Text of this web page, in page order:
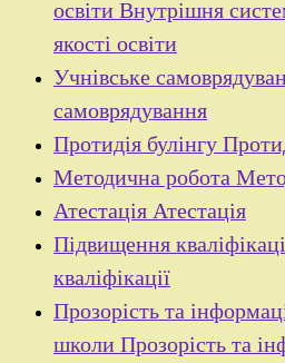
освіти Внутрішня
якості освіти
Учнівське
самоврядування
Протидія булінгу
Методична робота
Атестація Атестація
Підвищення
кваліфікації
Прозорість та
школи Прозорість та